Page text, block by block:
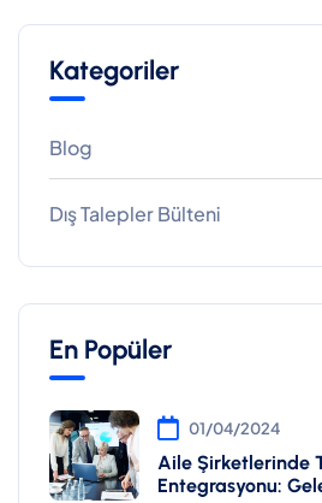
Kategoriler
Blog
Dış Talepler Bülteni
En Popüler
01/04/2024
Aile Şirketlerinde
Entegrasyonu: